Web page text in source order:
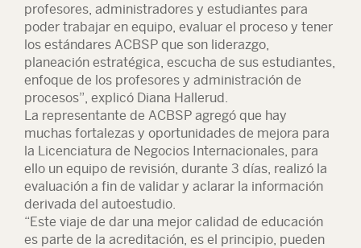
profesores, administradores y estudiantes para
poder trabajar en equipo, evaluar el proceso y tener
los estándares ACBSP que son liderazgo,
planeación estratégica, escucha de sus estudiantes,
enfoque de los profesores y administración de
procesos”, explicó Diana Hallerud.
La representante de ACBSP agregó que hay
muchas fortalezas y oportunidades de mejora para
la Licenciatura de Negocios Internacionales, para
ello un equipo de revisión, durante 3 días, realizó la
evaluación a fin de validar y aclarar la información
derivada del autoestudio.
“Este viaje de dar una mejor calidad de educación
es parte de la acreditación, es el principio, pueden